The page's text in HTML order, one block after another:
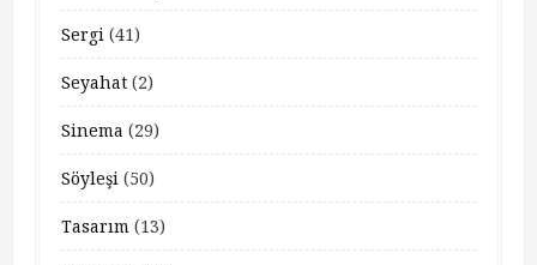
Sergi (41)
Seyahat (2)
Sinema (29)
Söyleşi (50)
Tasarım (13)